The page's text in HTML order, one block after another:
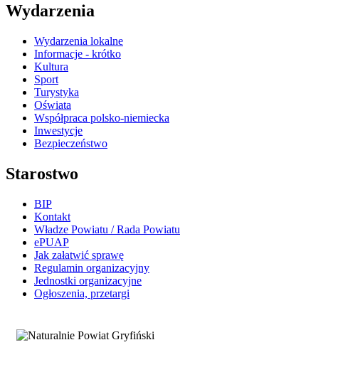
Wydarzenia
Wydarzenia lokalne
Informacje - krótko
Kultura
Sport
Turystyka
Oświata
Współpraca polsko-niemiecka
Inwestycje
Bezpieczeństwo
Starostwo
BIP
Kontakt
Władze Powiatu / Rada Powiatu
ePUAP
Jak załatwić sprawę
Regulamin organizacyjny
Jednostki organizacyjne
Ogłoszenia, przetargi